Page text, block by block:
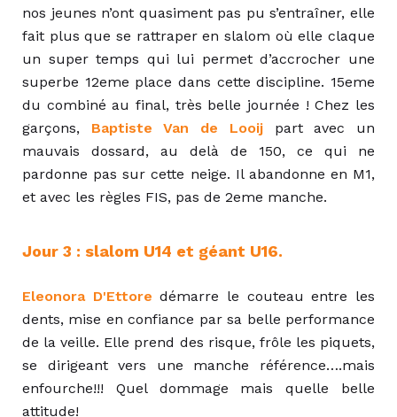
nos jeunes n’ont quasiment pas pu s’entraîner, elle
fait plus que se rattraper en slalom où elle claque
un super temps qui lui permet d’accrocher une
superbe 12eme place dans cette discipline. 15eme
du combiné au final, très belle journée ! Chez les
garçons, Baptiste Van de Looijpart avec un
mauvais dossard, au delà de 150, ce qui ne
pardonne pas sur cette neige. Il abandonne en M1,
et avec les règles FIS, pas de 2eme manche.
Jour 3 : slalom U14 et géant U16.
Eleonora D'Ettore démarre le couteau entre les
dents, mise en confiance par sa belle performance
de la veille. Elle prend des risque, frôle les piquets,
se dirigeant vers une manche référence….mais
enfourche!!! Quel dommage mais quelle belle
attitude!